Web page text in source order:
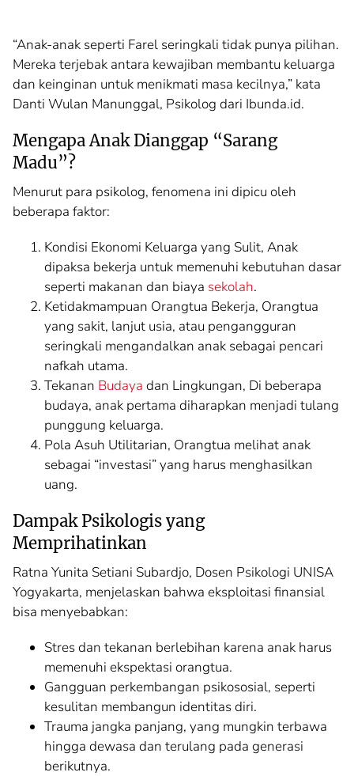
“Anak-anak seperti Farel seringkali tidak punya pilihan.
Mereka terjebak antara kewajiban membantu keluarga
dan keinginan untuk menikmati masa kecilnya,” kata
Danti Wulan Manunggal, Psikolog dari Ibunda.id.
Mengapa Anak Dianggap “Sarang
Madu”?
Menurut para psikolog, fenomena ini dipicu oleh
beberapa faktor:
Kondisi Ekonomi Keluarga yang Sulit, Anak
dipaksa bekerja untuk memenuhi kebutuhan dasar
seperti makanan dan biaya sekolah.
Ketidakmampuan Orangtua Bekerja, Orangtua
yang sakit, lanjut usia, atau pengangguran
seringkali mengandalkan anak sebagai pencari
nafkah utama.
Tekanan Budaya dan Lingkungan, Di beberapa
budaya, anak pertama diharapkan menjadi tulang
punggung keluarga.
Pola Asuh Utilitarian, Orangtua melihat anak
sebagai “investasi” yang harus menghasilkan
uang.
Dampak Psikologis yang
Memprihatinkan
Ratna Yunita Setiani Subardjo, Dosen Psikologi UNISA
Yogyakarta, menjelaskan bahwa eksploitasi finansial
bisa menyebabkan:
Stres dan tekanan berlebihan karena anak harus
memenuhi ekspektasi orangtua.
Gangguan perkembangan psikososial, seperti
kesulitan membangun identitas diri.
Trauma jangka panjang, yang mungkin terbawa
hingga dewasa dan terulang pada generasi
berikutnya.